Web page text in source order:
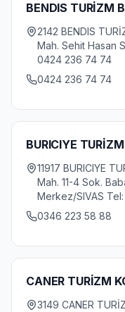
BENDIS TURİZM
2142 BENDIS
Mah. Sehit Hasan
0424 236 74 74
0424 236 74 74
BURICIYE
11917 BURICIYE
Mah. 11-4 Sok.
Merkez/SIVAS
0346 223 58 88
CANER TURİZM
3149 CANER